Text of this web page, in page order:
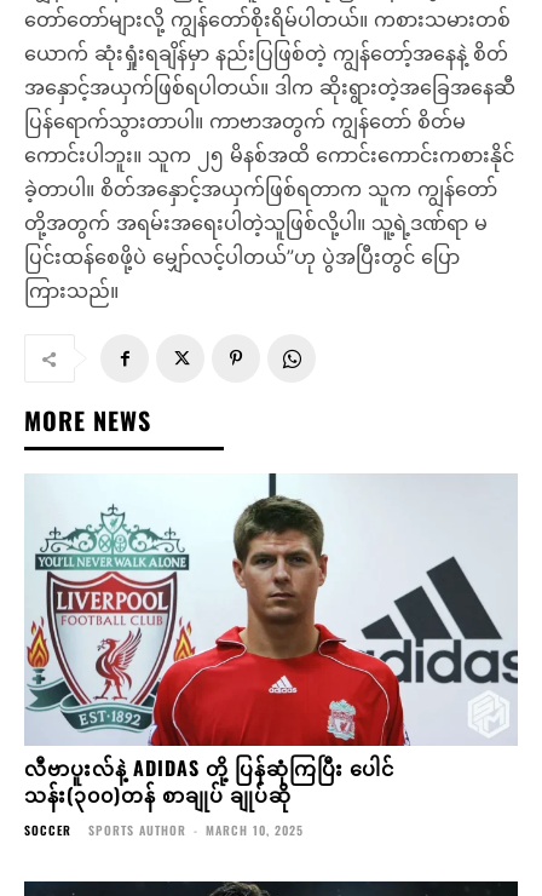
တော်တော်များလို့ ကျွန်တော်စိုးရိမ်ပါတယ်။ ကစားသမားတစ်
ယောက် ဆုံးရှုံးရချိန်မှာ နည်းပြဖြစ်တဲ့ ကျွန်တော့်အနေနဲ့ စိတ်
အနှောင့်အယှက်ဖြစ်ရပါတယ်။ ဒါက ဆိုးရွားတဲ့အခြေအနေဆီ
ပြန်ရောက်သွားတာပါ။ ကာဗာအတွက် ကျွန်တော် စိတ်မ
ကောင်းပါဘူး။ သူက ၂၅ မိနစ်အထိ ကောင်းကောင်းကစားနိုင်
ခဲ့တာပါ။ စိတ်အနှောင့်အယှက်ဖြစ်ရတာက သူက ကျွန်တော်
တို့အတွက် အရမ်းအရေးပါတဲ့သူဖြစ်လို့ပါ။ သူ့ရဲ့ဒဏ်ရာ မ
ပြင်းထန်စေဖို့ပဲ မျှော်လင့်ပါတယ်”ဟု ပွဲအပြီးတွင် ပြော
ကြားသည်။
MORE NEWS
လီဗာပူးလ်နဲ့ ADIDAS တို့ ပြန်ဆုံကြပြီး ပေါင်
သန်း(၃၀၀)တန် စာချုပ် ချုပ်ဆို
SOCCER SPORTS AUTHOR - MARCH 10, 2025